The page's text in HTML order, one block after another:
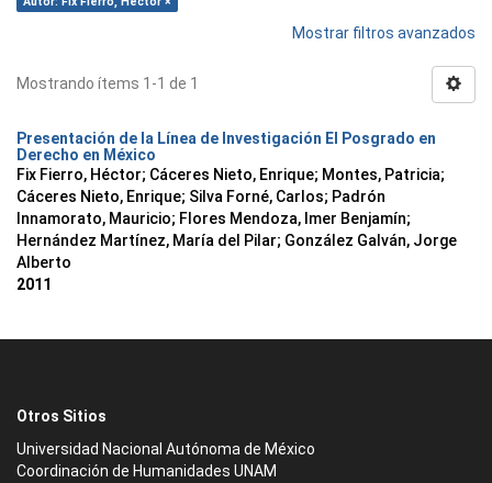
Mostrar filtros avanzados
Mostrando ítems 1-1 de 1
Presentación de la Línea de Investigación El Posgrado en
Derecho en México
Fix Fierro, Héctor; Cáceres Nieto, Enrique; Montes, Patricia;
Cáceres Nieto, Enrique; Silva Forné, Carlos; Padrón
Innamorato, Mauricio; Flores Mendoza, Imer Benjamín;
Hernández Martínez, María del Pilar; González Galván, Jorge
Alberto
2011
Otros Sitios
Universidad Nacional Autónoma de México
Coordinación de Humanidades UNAM